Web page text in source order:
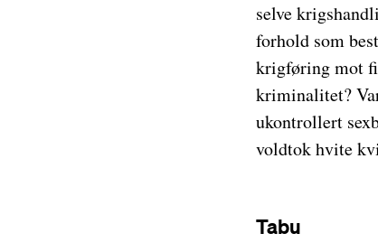
selve
forhold som
krigføring mot
kriminalitet?
ukontrollert
voldtok hvite
Tabu